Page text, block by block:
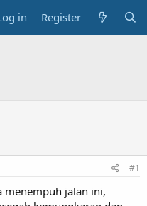
in Register
#1
menempuh jalan ini,